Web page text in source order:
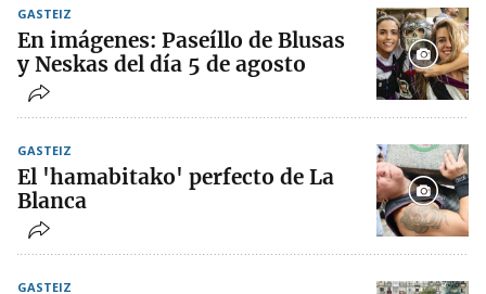
GASTEIZ
En imágenes: Paseíllo de Blusas
y Neskas del día 5 de agosto
GASTEIZ
El 'hamabitako' perfecto de La
Blanca
GASTEIZ